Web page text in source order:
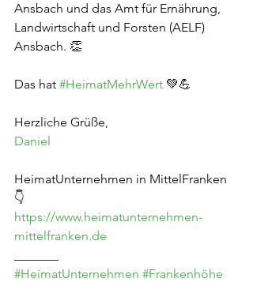
Ansbach und das Amt für Ernährung,
Landwirtschaft und Forsten (AELF)
Ansbach. 👏
Das hat #HeimatMehrWert 💚💪
Herzliche Grüße,
Daniel
HeimatUnternehmen in MittelFranken
👇
https://www.heimatunternehmen-
mittelfranken.de
#HeimatUnternehmen #Frankenhöhe